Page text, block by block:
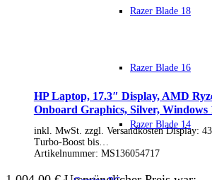
Razer Blade 18
Razer Blade 16
Razer Blade 14
Victus Gaming
Razer Blade 16
Razer Blade 14
Gaming Headsets
Gaming Maus
Gaming Tastatur
Gaming Monitor
Gaming Stühle
Alle Hersteller
HP Laptop, 17.3″ Display, AMD
Onboard Graphics, Silver, Windows
inkl. MwSt. zzgl. Versandkosten Display:
Turbo-Boost bis…
Artikelnummer: MS136054717